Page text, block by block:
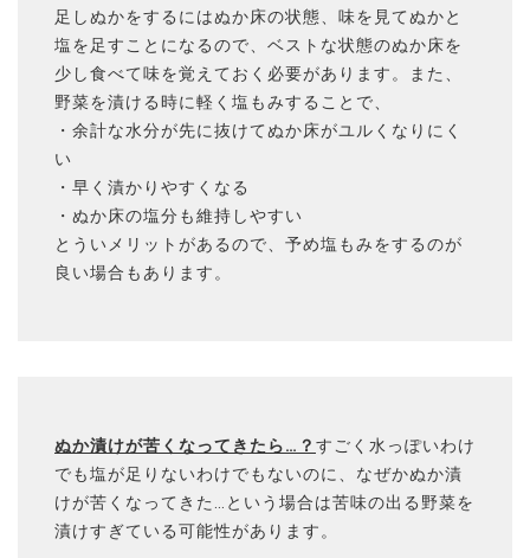
足しぬかをするにはぬか床の状態、味を見てぬかと
塩を足すことになるので、ベストな状態のぬか床を
少し食べて味を覚えておく必要があります。また、
野菜を漬ける時に軽く塩もみすることで、
・余計な水分が先に抜けてぬか床がユルくなりにく
い
・早く漬かりやすくなる
・ぬか床の塩分も維持しやすい
とういメリットがあるので、予め塩もみをするのが
良い場合もあります。
ぬか漬けが苦くなってきたら…？ すごく水っぽいわけ
でも塩が足りないわけでもないのに、なぜかぬか漬
けが苦くなってきた…という場合は苦味の出る野菜を
漬けすぎている可能性があります。